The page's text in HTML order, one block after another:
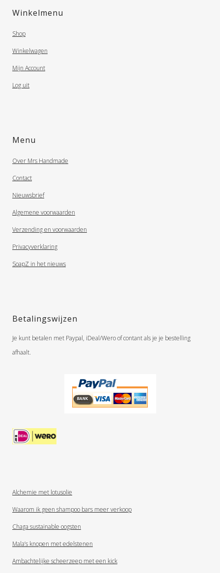
Winkelmenu
Shop
Winkelwagen
Mijn Account
Log uit
Menu
Over Mrs Handmade
Contact
Nieuwsbrief
Algemene voorwaarden
Verzending en voorwaarden
Privacyverklaring
SoapZ in het nieuws
Betalingswijzen
Je kunt betalen met Paypal, iDeal/Wero of contant als je je bestelling
afhaalt.
Alchemie met lotusolie
Waarom ik geen shampoo bars meer verkoop
Chaga sustainable oogsten
Mala’s knopen met edelstenen
Ambachtelijke scheerzeep met een kick